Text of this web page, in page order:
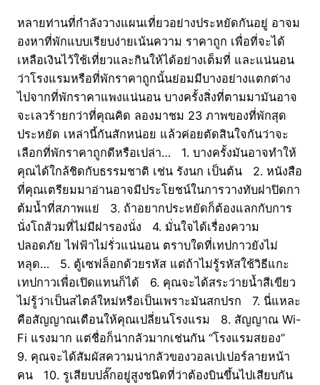
หลายท่านที่กำลังวางแผนเที่ยวอย่างประหยัดกันอยู่ อาจม
องหาที่พักแบบเรียบง่ายเน้นความ ราคาถูก เพื่อที่จะได้
เหลือเงินไว้ใช้เที่ยวและกินให้ได้อย่างเต็มที่ และแน่นอน
ว่าโรงแรมหรือที่พักราคาถูกนั้นย่อมมีบางอย่างแตกต่าง
ไปจากที่พักราคาแพงแน่นอน บางครั้งสิ่งที่ตามมามันอาจ
จะเลวร้ายกว่าที่คุณคิด ลองมาชม 23 ภาพของที่พักสุด
ประหยัด เหล่านี้กันสักหน่อย แล้วค่อยตัดสินใจกันว่าจะ
เลือกที่พักราคาถูกดีหรือเปล่า… 1. บางครั้งมันอาจทำให้
คุณได้ใกล้ชิดกับธรรมชาติ เช่น รังนก เป็นต้น 2. หนังสือ
ที่คุณเตรียมมาอ่านอาจมีประโยชน์ในการวางทับฝาปิดกา
ต้มน้ำที่สภาพแย่ 3. ถ้าอยากประหยัดก็ต้องแลกกับการ
นั่งโถส้วมที่ไม่มีฝารองนั่ง 4. มั่นใจได้เรื่องความ
ปลอดภัย ไฟฟ้าไม่รั่วแน่นอน ตราบใดที่เทปกาวยังไม่
หลุด… 5. ตู้เซฟล็อกด้วยรหัส แต่ถ้าไม่รู้รหัสใช้วิธีแกะ
เทปกาวเพื่อเปิดแทนก็ได้ 6. คุณจะได้สระว่ายน้ำสีเขียว
ไม่รู้ว่าเป็นสไตล์ใหม่หรือเป็นเพราะมันสกปรก 7. นี่แหละ
คือสัญญาณเตือนให้คุณเปลี่ยนโรงแรม 8. สัญญาณ Wi-
Fi แรงมาก แต่ชื่อก็น่ากลัวมากเช่นกัน “โรงแรมสยอง”
9. คุณจะได้สัมผัสความน่ากลัวของวอลเปเปอร์ลายหน้า
คน 10. รูเสียบปลั๊กอยู่สูงชนิดที่ว่าต้องบินขึ้นไปเสียบกัน